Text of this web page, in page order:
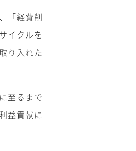
「経費削
イクルを
り入れた
至るまで
益貢献に